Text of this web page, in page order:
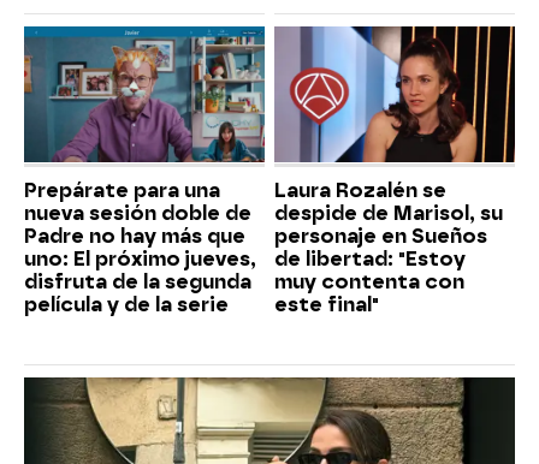
Prepárate para una
nueva sesión doble de
Padre no hay más que
uno: El próximo jueves,
disfruta de la segunda
película y de la serie
Laura Rozalén se
despide de Marisol, su
personaje en Sueños
de libertad: "Estoy
muy contenta con
este final"